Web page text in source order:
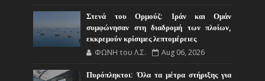
Στενά του Ορμούζ: Ιράν και Ομάν
συμφώνησαν στη διαδρομή των πλοίων,
εκκρεμούν κρίσιμες λεπτομέρειες
ΦΩΝΗ του Λ.Σ. Aug 06, 2026
Πυρόπληκτοι: Όλα τα μέτρα στήριξης για